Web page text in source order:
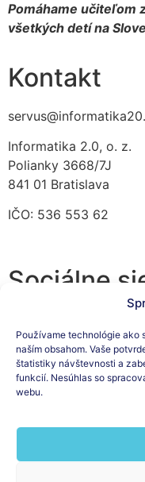
Používame technológie ako
naším obsahom. Vaše
štatistiky návštevnosti a
funkcií. Nesúhlas so
webu.
Pomáhame učiteľom
všetkých detí na
Kontakt
Informatika 2.0, o. z.
Polianky 3668/7J
841 01 Bratislava
IČO: 536 553 62
Sociálne
Prihláste sa na
newslettera